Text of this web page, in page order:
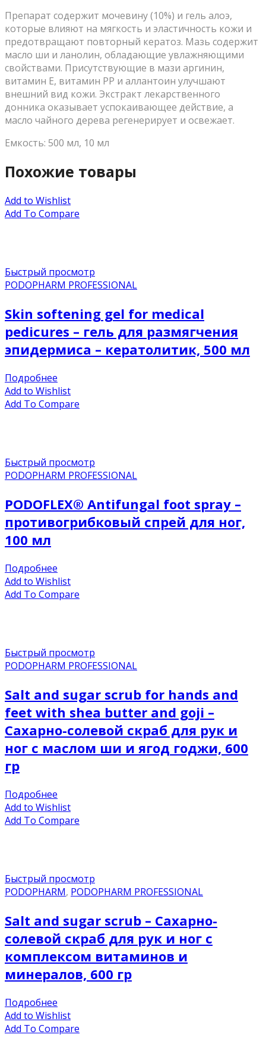
Препарат содержит мочевину (10%) и гель алоэ,
которые влияют на мягкость и эластичность кожи и
предотвращают повторный кератоз. Мазь содержит
масло ши и ланолин, обладающие увлажняющими
свойствами. Присутствующие в мази аргинин,
витамин Е, витамин PP и аллантоин улучшают
внешний вид кожи. Экстракт лекарственного
донника оказывает успокаивающее действие, а
масло чайного дерева регенерирует и освежает.
Емкость: 500 мл, 10 мл
Похожие товары
Add to Wishlist
Add To Compare
Быстрый просмотр
PODOPHARM PROFESSIONAL
Skin softening gel for medical
pedicures – гель для размягчения
эпидермиса – кератолитик, 500 мл
Подробнее
Add to Wishlist
Add To Compare
Быстрый просмотр
PODOPHARM PROFESSIONAL
PODOFLEX® Antifungal foot spray –
противогрибковый спрей для ног,
100 мл
Подробнее
Add to Wishlist
Add To Compare
Быстрый просмотр
PODOPHARM PROFESSIONAL
Salt and sugar scrub for hands and
feet with shea butter and goji –
Сахарно-солевой скраб для рук и
ног с маслом ши и ягод годжи, 600
гр
Подробнее
Add to Wishlist
Add To Compare
Быстрый просмотр
PODOPHARM, PODOPHARM PROFESSIONAL
Salt and sugar scrub – Сахарно-
солевой скраб для рук и ног с
комплексом витаминов и
минералов, 600 гр
Подробнее
Add to Wishlist
Add To Compare